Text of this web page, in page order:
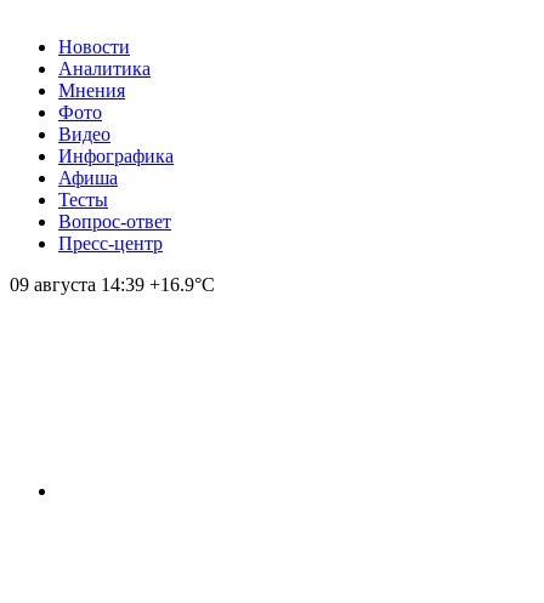
Новости
Аналитика
Мнения
Фото
Видео
Инфографика
Афиша
Тесты
Вопрос-ответ
Пресс-центр
09 августа 14:39 +16.9°С